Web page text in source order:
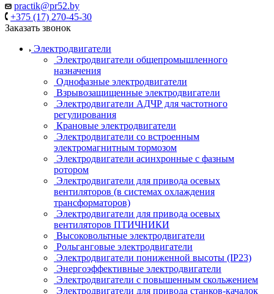
practik@pr52.by
+375 (17) 270-45-30
Заказать звонок
Электродвигатели
Электродвигатели общепромышленного
назначения
Однофазные электродвигатели
Взрывозащищенные электродвигатели
Электродвигатели АДЧР для частотного
регулирования
Крановые электродвигатели
Электродвигатели со встроенным
электромагнитным тормозом
Электродвигатели асинхронные с фазным
ротором
Электродвигатели для привода осевых
вентиляторов (в системах охлаждения
трансформаторов)
Электродвигатели для привода осевых
вентиляторов ПТИЧНИКИ
Высоковольтные электродвигатели
Рольганговые электродвигатели
Электродвигатели пониженной высоты (IP23)
Энергоэффективные электродвигатели
Электродвигатели с повышенным скольжением
Электродвигатели для привода станков-качалок